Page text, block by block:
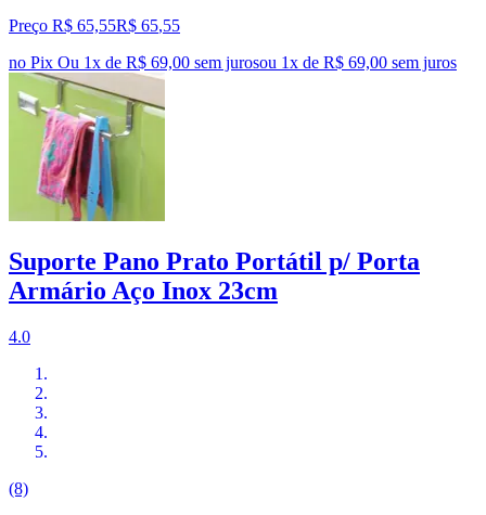
Preço R$ 65,55R$ 65,55
no Pix Ou 1x de R$ 69,00 sem jurosou 1x de R$ 69,00 sem juros
Suporte Pano Prato Portátil p/ Porta
Armário Aço Inox 23cm
4.0
(8)